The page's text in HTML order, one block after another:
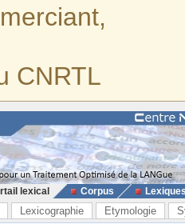
CNRTL
lexical Corpus
Lexicographie Etymologie